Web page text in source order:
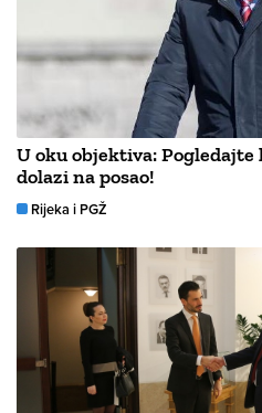
U oku objektiva:
dolazi na posao!
Rijeka i PGŽ